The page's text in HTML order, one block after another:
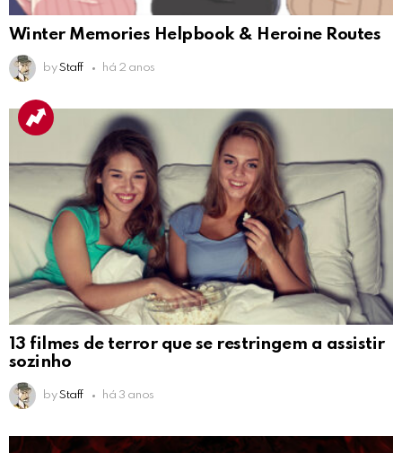
Winter Memories Helpbook & Heroine Routes
by Staff há 2 anos
13 filmes de terror que se restringem a assistir
sozinho
by Staff há 3 anos